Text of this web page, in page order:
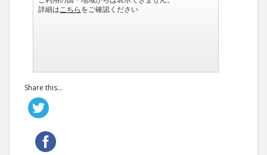
Share this...